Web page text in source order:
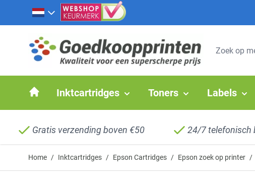
Ga naar de inhoud
Inktcartridges Toners Labels
Gratis verzending boven €50 24/7 telefonisch
Home / Inktcartridges / Epson Cartridges / Epson zoek op printer /